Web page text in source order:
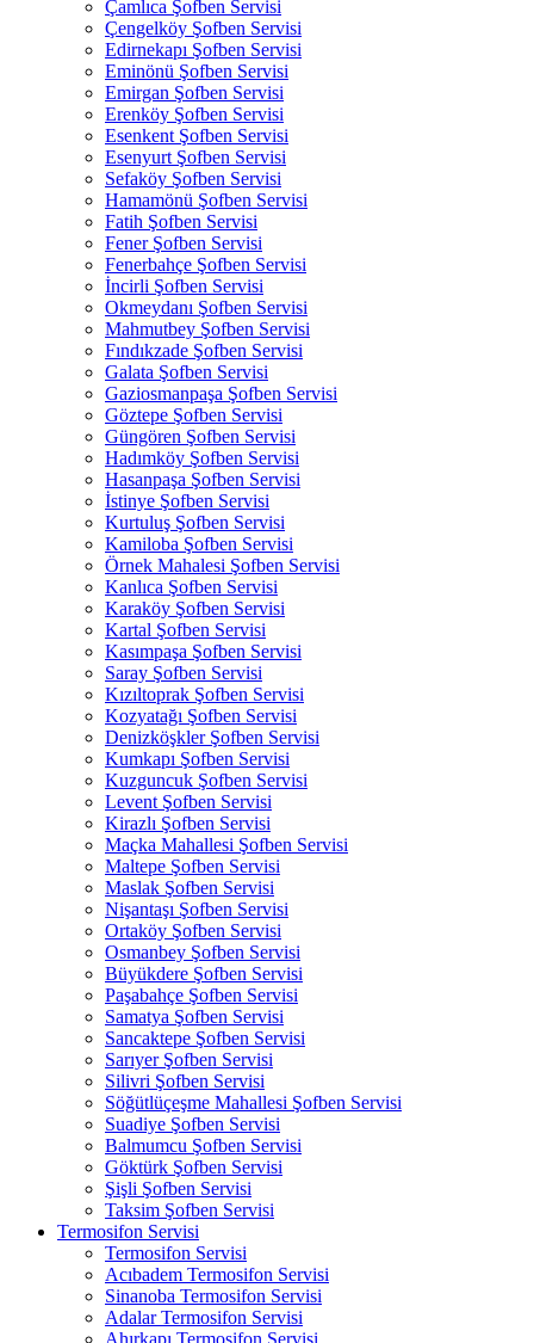
Çamlıca Şofben Servisi
Çengelköy Şofben Servisi
Edirnekapı Şofben Servisi
Eminönü Şofben Servisi
Emirgan Şofben Servisi
Erenköy Şofben Servisi
Esenkent Şofben Servisi
Esenyurt Şofben Servisi
Sefaköy Şofben Servisi
Hamamönü Şofben Servisi
Fatih Şofben Servisi
Fener Şofben Servisi
Fenerbahçe Şofben Servisi
İncirli Şofben Servisi
Okmeydanı Şofben Servisi
Mahmutbey Şofben Servisi
Fındıkzade Şofben Servisi
Galata Şofben Servisi
Gaziosmanpaşa Şofben Servisi
Göztepe Şofben Servisi
Güngören Şofben Servisi
Hadımköy Şofben Servisi
Hasanpaşa Şofben Servisi
İstinye Şofben Servisi
Kurtuluş Şofben Servisi
Kamiloba Şofben Servisi
Örnek Mahalesi Şofben Servisi
Kanlıca Şofben Servisi
Karaköy Şofben Servisi
Kartal Şofben Servisi
Kasımpaşa Şofben Servisi
Saray Şofben Servisi
Kızıltoprak Şofben Servisi
Kozyatağı Şofben Servisi
Denizköşkler Şofben Servisi
Kumkapı Şofben Servisi
Kuzguncuk Şofben Servisi
Levent Şofben Servisi
Kirazlı Şofben Servisi
Maçka Mahallesi Şofben Servisi
Maltepe Şofben Servisi
Maslak Şofben Servisi
Nişantaşı Şofben Servisi
Ortaköy Şofben Servisi
Osmanbey Şofben Servisi
Büyükdere Şofben Servisi
Paşabahçe Şofben Servisi
Samatya Şofben Servisi
Sancaktepe Şofben Servisi
Sarıyer Şofben Servisi
Silivri Şofben Servisi
Söğütlüçeşme Mahallesi Şofben Servisi
Suadiye Şofben Servisi
Balmumcu Şofben Servisi
Göktürk Şofben Servisi
Şişli Şofben Servisi
Taksim Şofben Servisi
Termosifon Servisi
Termosifon Servisi
Acıbadem Termosifon Servisi
Sinanoba Termosifon Servisi
Adalar Termosifon Servisi
Ahırkapı Termosifon Servisi